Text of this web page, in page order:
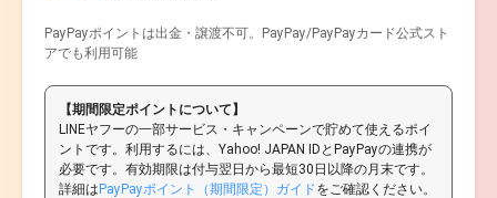
PayPayポイントは出金・譲渡不可。PayPay/PayPayカード公式スト
アでも利用可能
【期間限定ポイントについて】
LINEヤフーの一部サービス・キャンペーンで貯めて使えるポイ
ントです。利用するには、Yahoo! JAPAN IDとPayPayの連携が
必要です。有効期限は付与翌日から最短30日以降の月末です。
詳細はPayPayポイント（期間限定）ガイドをご確認ください。